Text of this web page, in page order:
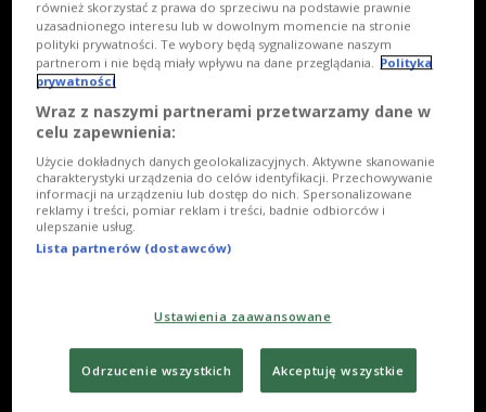
również skorzystać z prawa do sprzeciwu na podstawie prawnie
uzasadnionego interesu lub w dowolnym momencie na stronie
polityki prywatności. Te wybory będą sygnalizowane naszym
partnerom i nie będą miały wpływu na dane przeglądania.
Polityka
prywatności
Wraz z naszymi partnerami przetwarzamy dane w
celu zapewnienia:
Użycie dokładnych danych geolokalizacyjnych. Aktywne skanowanie
charakterystyki urządzenia do celów identyfikacji. Przechowywanie
informacji na urządzeniu lub dostęp do nich. Spersonalizowane
reklamy i treści, pomiar reklam i treści, badnie odbiorców i
ulepszanie usług.
Lista partnerów (dostawców)
Ustawienia zaawansowane
Odrzucenie wszystkich Akceptuję wszystkie